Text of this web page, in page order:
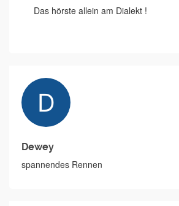
Das hörste allein am Dialekt !
Dewey
spannendes Rennen